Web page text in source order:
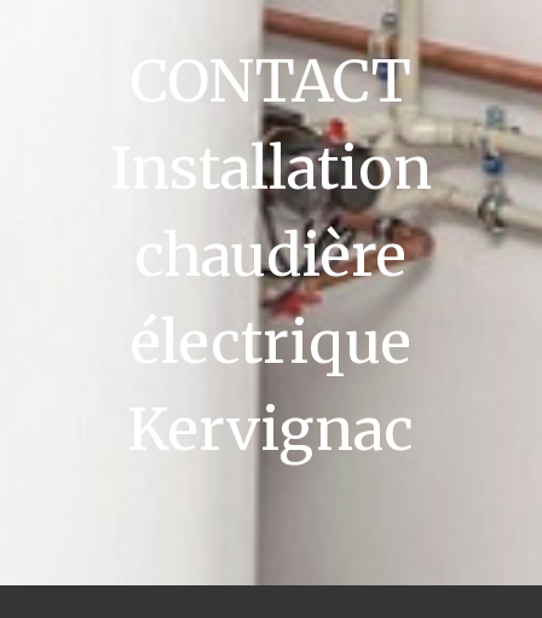
CONTACT
Installation
chaudière
électrique
Kervignac